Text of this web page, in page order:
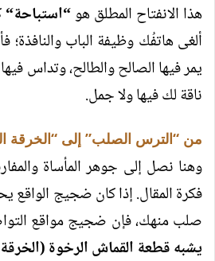
هذا الانفتاح المطلق هو“استباحة“
ألغى هاتفُك وظيفة الباب
يمر فيها الصالح والطالح، وتداس
ناقة لك فيها ولا جمل.
من “الترس الصلب” إلى “الخرقة
وهنا نصل إلى جوهر المأساة
فكرة المقال. إذا كان ضجيج الواقع
صلب منهك، فإن ضجيج مواقع
يشبه قطعة القماش الرخوة (الخرقة